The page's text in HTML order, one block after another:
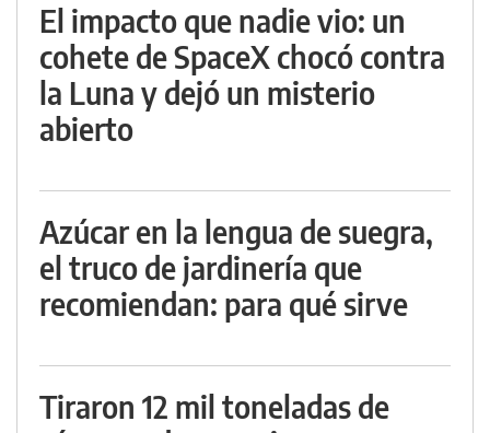
El impacto que nadie vio: un
cohete de SpaceX chocó contra
la Luna y dejó un misterio
abierto
Azúcar en la lengua de suegra,
el truco de jardinería que
recomiendan: para qué sirve
Tiraron 12 mil toneladas de